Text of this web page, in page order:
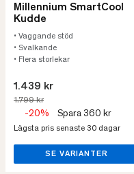
Millennium SmartCool
Kudde
• Vaggande stöd
• Svalkande
• Flera storlekar
1.439 kr
1.799 kr
-20% Spara 360 kr
Lägsta pris senaste 30 dagar
SE VARIANTER